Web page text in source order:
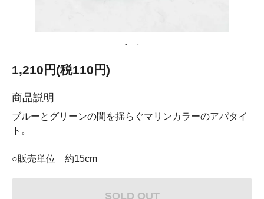
1,210円(税110円)
商品説明
ブルーとグリーンの間を揺らぐマリンカラーのアパタイ
ト。
○販売単位 約15cm
SOLD OUT